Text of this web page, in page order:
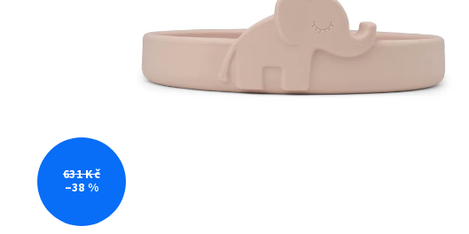
631 Kč
–38 %